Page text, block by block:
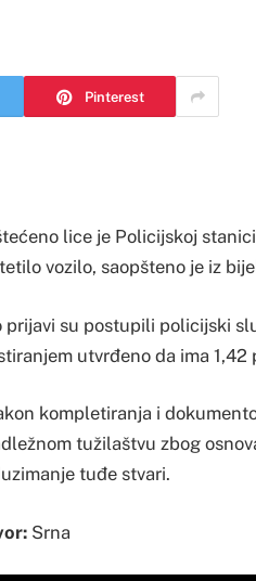
Pinterest
lice je Policijskoj
vozilo, saopšteno je iz
prijavi su postupili policijski
utvrđeno da ima 1,42
kompletiranja i
tužilaštvu zbog
tuđe stvari.
Srna